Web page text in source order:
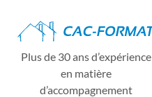
Plus de 30 ans d’expérience
en matière
d’accompagnement